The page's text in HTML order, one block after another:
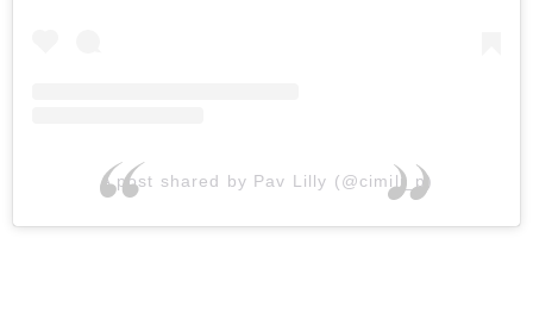
A post shared by Pav Lilly (@cimili_p)